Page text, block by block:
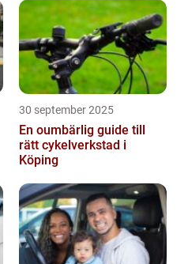
30 september 2025
En oumbärlig guide till
rätt cykelverkstad i
Köping